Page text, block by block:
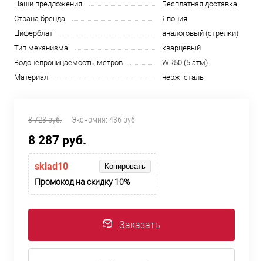
Наши предложения
Бесплатная доставка
Страна бренда
Япония
Циферблат
аналоговый (стрелки)
Тип механизма
кварцевый
Водонепроницаемость, метров
WR50 (5 атм)
Материал
нерж. сталь
8 723 руб. Экономия: 436 руб.
8 287 руб.
sklad10 Копировать
Промокод на скидку 10%
Заказать